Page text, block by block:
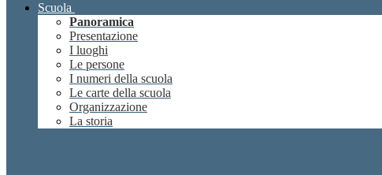
Scuola
Panoramica
Presentazione
I luoghi
Le persone
I numeri della scuola
Le carte della scuola
Organizzazione
La storia